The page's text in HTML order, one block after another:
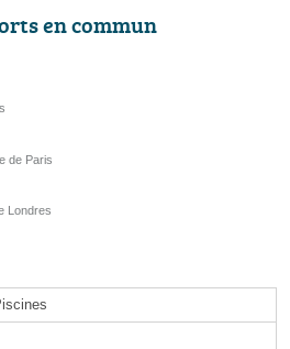
en commun
de Paris
Londres